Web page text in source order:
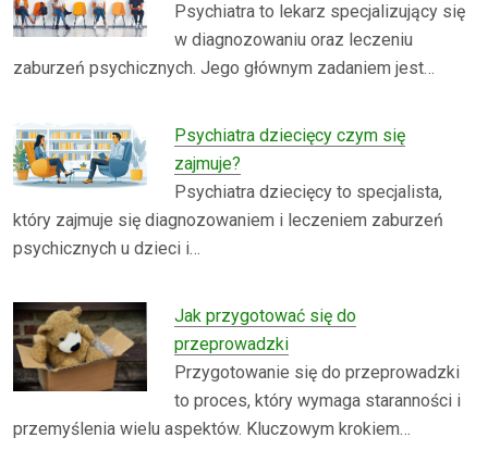
Psychiatra to lekarz specjalizujący się
w diagnozowaniu oraz leczeniu
zaburzeń psychicznych. Jego głównym zadaniem jest…
Psychiatra dziecięcy czym się
zajmuje?
Psychiatra dziecięcy to specjalista,
który zajmuje się diagnozowaniem i leczeniem zaburzeń
psychicznych u dzieci i…
Jak przygotować się do
przeprowadzki
Przygotowanie się do przeprowadzki
to proces, który wymaga staranności i
przemyślenia wielu aspektów. Kluczowym krokiem…